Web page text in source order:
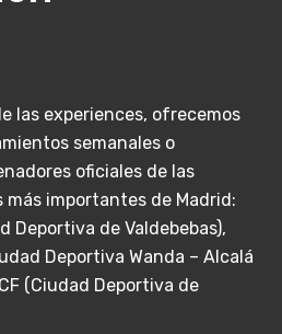
las experiences, ofrecemos
semanales o
oficiales de las
más importantes de Madrid:
Deportiva de Valdebebas),
Deportiva Wanda – Alcalá
(Ciudad Deportiva de